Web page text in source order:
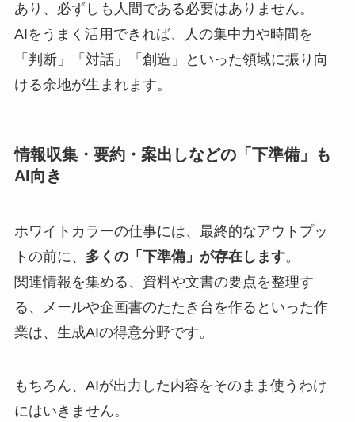
あり、必ずしも人間である必要はありません。
AIをうまく活用できれば、人の集中力や時間を
「判断」「対話」「創造」といった領域に振り向
ける余地が生まれます。
情報収集・要約・案出しなどの「下準備」も
AI向き
ホワイトカラーの仕事には、最終的なアウトプッ
トの前に、 多くの「下準備」が存在します。
関連情報を集める、資料や文書の要点を整理す
る、メールや企画書のたたき台を作るといった作
業は、生成AIの得意分野です。
もちろん、AIが出力した内容をそのまま使うわけ
にはいきません。